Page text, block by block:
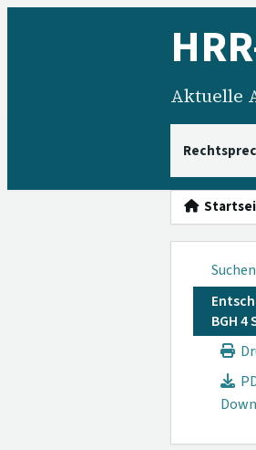
HRR
Aktuelle
Suchen
BGH 4